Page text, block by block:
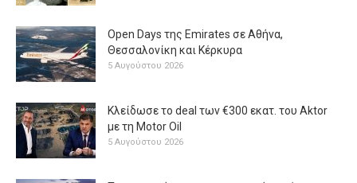
Open Days της Emirates σε Αθήνα,
Θεσσαλονίκη και Κέρκυρα
5 Αυγούστου 2026
Κλείδωσε το deal των €300 εκατ. του Aktor
με τη Μotor Oil
5 Αυγούστου 2026